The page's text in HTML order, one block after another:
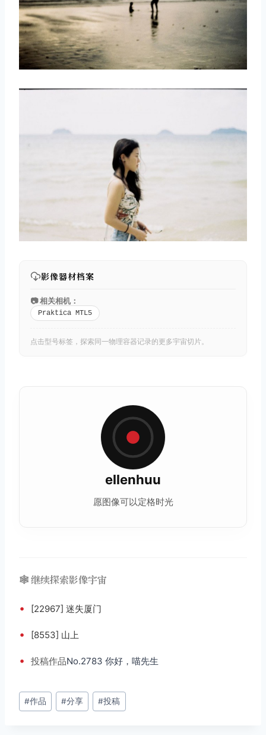
影像器材档案
📷 相关相机：
Praktica MTL5
点击型号标签，探索同一物理容器记录的更多宇宙切片。
ellenhuu
愿图像可以定格时光
🕸️ 继续探索影像宇宙
• [22967] 迷失厦门
• [8553] 山上
• 投稿作品No.2783 你好，喵先生
文
章
#作品 #分享 #投稿
取消 搜索